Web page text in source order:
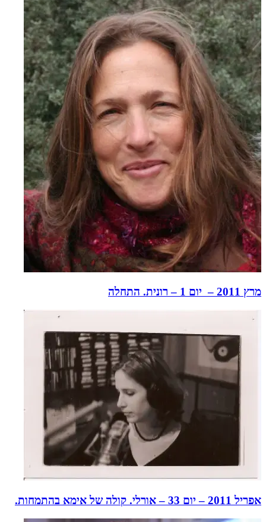
מרץ 2011 – יום 1 – רונית. התחלה
אפריל 2011 – יום 33 – אורלי. קולה של אימא בהתמחות.